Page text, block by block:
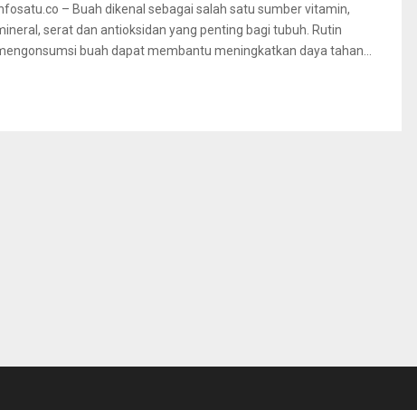
– Buah dikenal sebagai salah satu sumber vitamin,
serat dan antioksidan yang penting bagi tubuh. Rutin
buah dapat membantu meningkatkan daya tahan...